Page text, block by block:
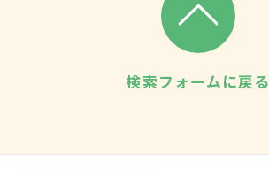
検索フォームに戻る